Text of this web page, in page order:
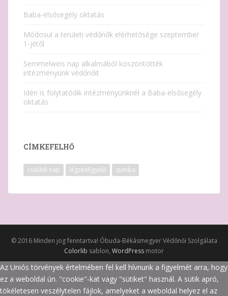
Baba-elsősegély oktatás
Módosul a területi védőnők elérhetősége szeptember
1-jétől
Semmelweis nap alkalmából köszöntötték
intézményünk védőnőit
Idén is folytatódik intézményünknél a Baba-elsősegély
oktatás
CÍMKEFELHŐ
családi nap légzésfigyelő zumba
© 2016 Minden jog fenntartva! Óbuda-Békásmegyer Védőnői Szolgálata
Colorlib sablon, WordPress motor
Az Uniós törvények értelmében fel kell hívnunk a figyelmét arra, hogy
ez a weboldal ún. "cookie"-kat vagy "sütiket" használ. A sütik apró,
tökéletesen veszélytelen fájlok, amelyeket a weboldal helyez el az